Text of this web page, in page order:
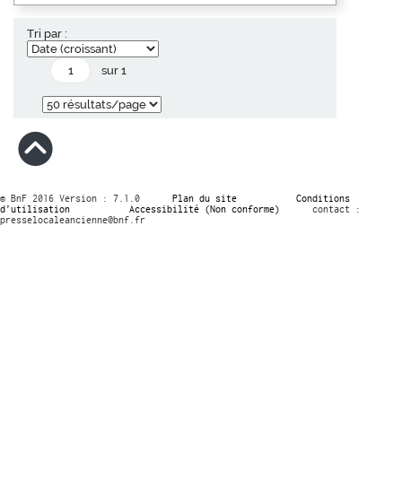
Tri par :
sur 1
© BnF 2016 Version : 7.1.0 Plan du site
Conditions
d’utilisation
Accessibilité (Non conforme)
contact :
presselocaleancienne@bnf.fr